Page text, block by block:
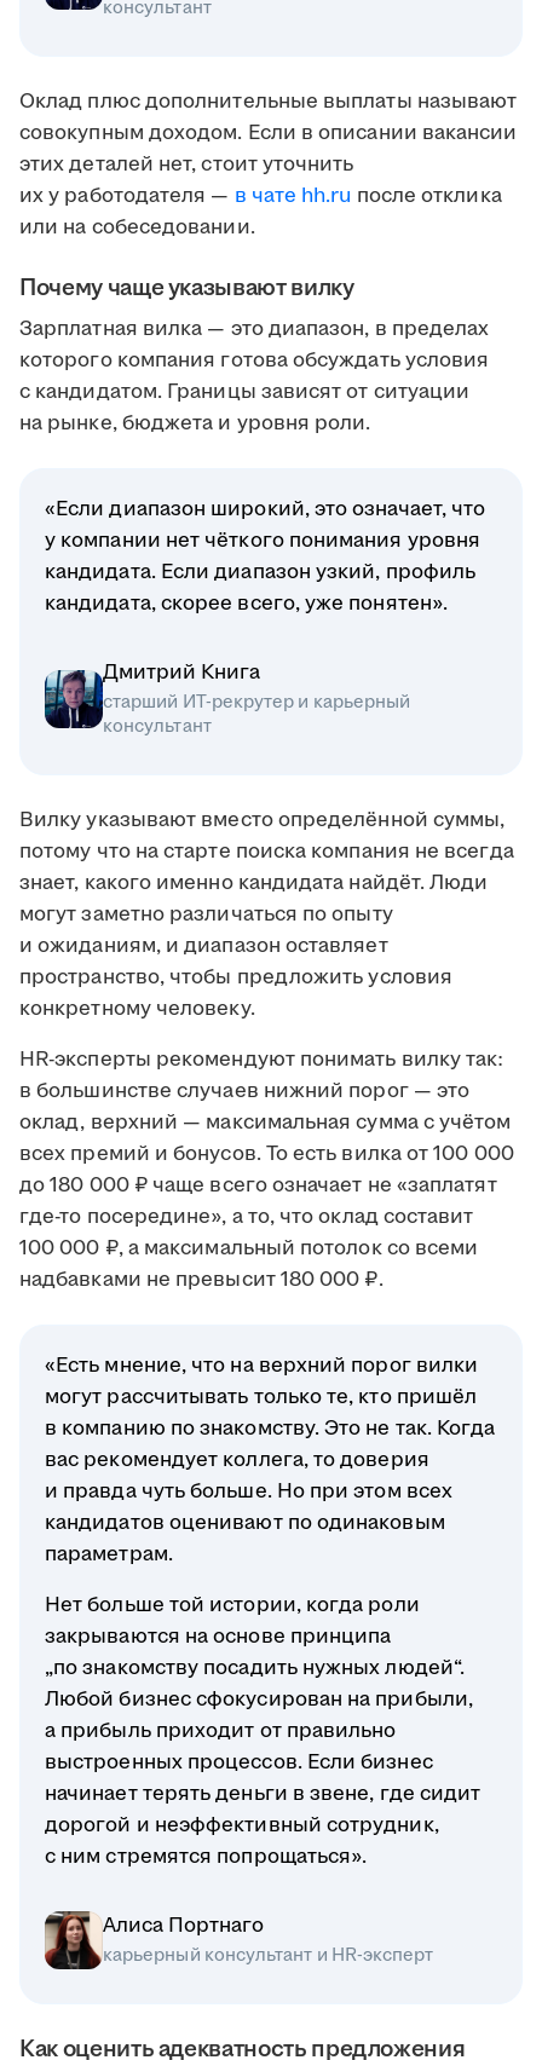
консультант
Оклад плюс дополнительные выплаты называют
совокупным доходом. Если в описании вакансии
этих деталей нет, стоит уточнить
их у работодателя — в чате hh.ru после отклика
или на собеседовании.
Почему чаще указывают вилку
Зарплатная вилка — это диапазон, в пределах
которого компания готова обсуждать условия
с кандидатом. Границы зависят от ситуации
на рынке, бюджета и уровня роли.
«Если диапазон широкий, это означает, что
у компании нет чёткого понимания уровня
кандидата. Если диапазон узкий, профиль
кандидата, скорее всего, уже понятен».
Дмитрий Книга
старший ИТ-рекрутер и карьерный
консультант
Вилку указывают вместо определённой суммы,
потому что на старте поиска компания не всегда
знает, какого именно кандидата найдёт. Люди
могут заметно различаться по опыту
и ожиданиям, и диапазон оставляет
пространство, чтобы предложить условия
конкретному человеку.
HR-эксперты рекомендуют понимать вилку так:
в большинстве случаев нижний порог — это
оклад, верхний — максимальная сумма с учётом
всех премий и бонусов. То есть вилка от 100 000
до 180 000 ₽ чаще всего означает не «заплатят
где-то посередине», а то, что оклад составит
100 000 ₽, а максимальный потолок со всеми
надбавками не превысит 180 000 ₽.
«Есть мнение, что на верхний порог вилки
могут рассчитывать только те, кто пришёл
в компанию по знакомству. Это не так. Когда
вас рекомендует коллега, то доверия
и правда чуть больше. Но при этом всех
кандидатов оценивают по одинаковым
параметрам.
Нет больше той истории, когда роли
закрываются на основе принципа
„по знакомству посадить нужных людей“.
Любой бизнес сфокусирован на прибыли,
а прибыль приходит от правильно
выстроенных процессов. Если бизнес
начинает терять деньги в звене, где сидит
дорогой и неэффективный сотрудник,
с ним стремятся попрощаться».
Алиса Портнаго
карьерный консультант и HR-эксперт
Как оценить адекватность предложения